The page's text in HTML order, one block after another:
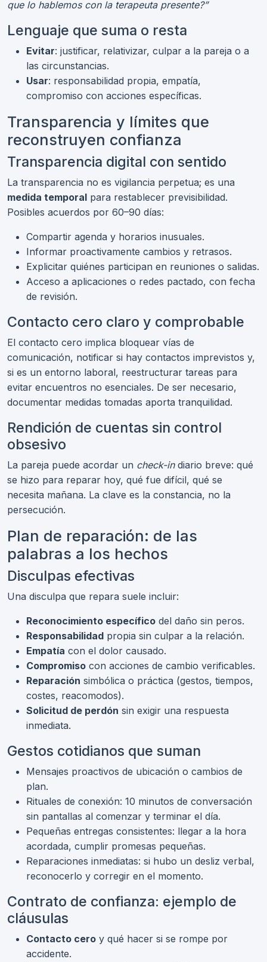
que lo hablemos con la terapeuta presente?”
Lenguaje que suma o resta
Evitar: justificar, relativizar, culpar a la pareja o a
las circunstancias.
Usar: responsabilidad propia, empatía,
compromiso con acciones específicas.
Transparencia y límites que
reconstruyen confianza
Transparencia digital con sentido
La transparencia no es vigilancia perpetua; es una
medida temporal para restablecer previsibilidad.
Posibles acuerdos por 60–90 días:
Compartir agenda y horarios inusuales.
Informar proactivamente cambios y retrasos.
Explicitar quiénes participan en reuniones o salidas.
Acceso a aplicaciones o redes pactado, con fecha
de revisión.
Contacto cero claro y comprobable
El contacto cero implica bloquear vías de
comunicación, notificar si hay contactos imprevistos y,
si es un entorno laboral, reestructurar tareas para
evitar encuentros no esenciales. De ser necesario,
documentar medidas tomadas aporta tranquilidad.
Rendición de cuentas sin control
obsesivo
La pareja puede acordar un check-indiario breve: qué
se hizo para reparar hoy, qué fue difícil, qué se
necesita mañana. La clave es la constancia, no la
persecución.
Plan de reparación: de las
palabras a los hechos
Disculpas efectivas
Una disculpa que repara suele incluir:
Reconocimiento específico del daño sin peros.
Responsabilidad propia sin culpar a la relación.
Empatía con el dolor causado.
Compromiso con acciones de cambio verificables.
Reparación simbólica o práctica (gestos, tiempos,
costes, reacomodos).
Solicitud de perdón sin exigir una respuesta
inmediata.
Gestos cotidianos que suman
Mensajes proactivos de ubicación o cambios de
plan.
Rituales de conexión: 10 minutos de conversación
sin pantallas al comenzar y terminar el día.
Pequeñas entregas consistentes: llegar a la hora
acordada, cumplir promesas pequeñas.
Reparaciones inmediatas: si hubo un desliz verbal,
reconocerlo y corregir en el momento.
Contrato de confianza: ejemplo de
cláusulas
Contacto cero y qué hacer si se rompe por
accidente.